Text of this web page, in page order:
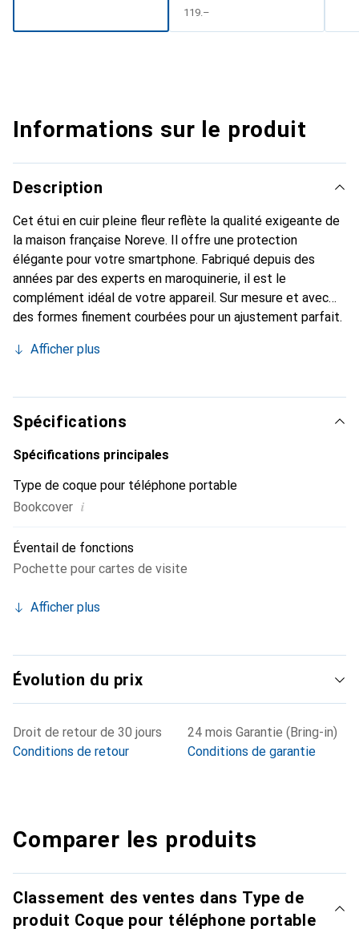
CHF
119.–
Informations sur le produit
Description
Cet étui en cuir pleine fleur reflète la qualité exigeante de
la maison française Noreve. Il offre une protection
élégante pour votre smartphone. Fabriqué depuis des
années par des experts en maroquinerie, il est le
complément idéal de votre appareil. Sur mesure et avec
des formes finement courbées pour un ajustement parfait.
smartphone. La marque Noreve est reconnue
constitue toujours un bon choix pour le client exigeant.
Afficher plus
Spécifications
Spécifications principales
Type de coque pour téléphone portable
Bookcover i
Éventail de fonctions
Pochette pour cartes de visite
Afficher plus
Évolution du prix
Droit de retour de 30 jours
Conditions de retour
24 mois Garantie (Bring-in)
Conditions de garantie
Comparer les produits
Classement des ventes dans Type de
produit Coque pour téléphone portable